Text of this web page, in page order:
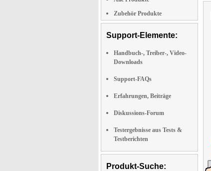
Zubehör Produkte
Support-Elemente:
Handbuch-, Treiber-, Video-
Downloads
Support-FAQs
Erfahrungen, Beiträge
Diskussions-Forum
Testergebnisse aus Tests &
Testberichten
Produkt-Suche: